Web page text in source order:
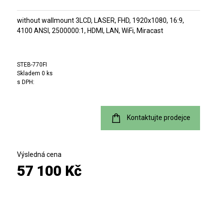
without wallmount 3LCD, LASER, FHD, 1920x1080, 16:9,
4100 ANSI, 2500000:1, HDMI, LAN, WiFi, Miracast
STEB-770FI
Skladem 0 ks
s DPH:
Kontaktujte prodejce
Výsledná cena
57 100 Kč